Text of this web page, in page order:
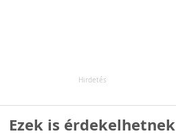
Ezek is érdekelhetnek